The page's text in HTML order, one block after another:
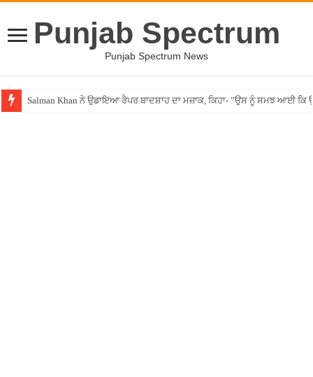
Punjab Spectrum
Punjab Spectrum News
Salman Khan ਨੇ ਉਡਾਇਆ ਰੈਪਰ ਬਾਦਸ਼ਾਹ ਦਾ ਮਜ਼ਾਕ, ਕਿਹਾ- ”ਉਸ ਨੂੰ ਸਮਝ ਆਈ